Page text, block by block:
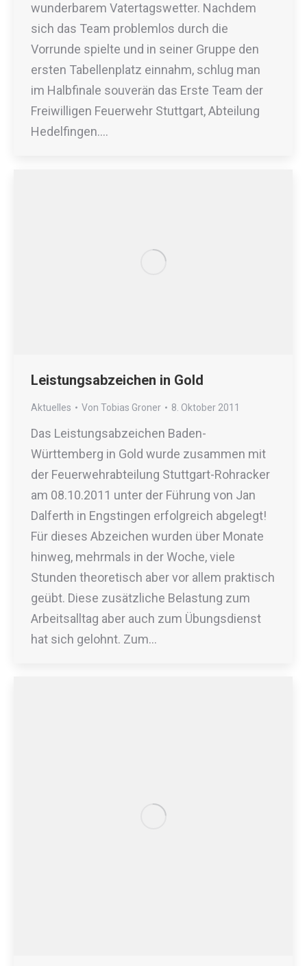
wunderbarem Vatertagswetter. Nachdem
sich das Team problemlos durch die
Vorrunde spielte und in seiner Gruppe den
ersten Tabellenplatz einnahm, schlug man
im Halbfinale souverän das Erste Team der
Freiwilligen Feuerwehr Stuttgart, Abteilung
Hedelfingen.…
Leistungsabzeichen in Gold
Aktuelles Von Tobias Groner 8. Oktober 2011
Das Leistungsabzeichen Baden-
Württemberg in Gold wurde zusammen mit
der Feuerwehrabteilung Stuttgart-Rohracker
am 08.10.2011 unter der Führung von Jan
Dalferth in Engstingen erfolgreich abgelegt!
Für dieses Abzeichen wurden über Monate
hinweg, mehrmals in der Woche, viele
Stunden theoretisch aber vor allem praktisch
geübt. Diese zusätzliche Belastung zum
Arbeitsalltag aber auch zum Übungsdienst
hat sich gelohnt. Zum…